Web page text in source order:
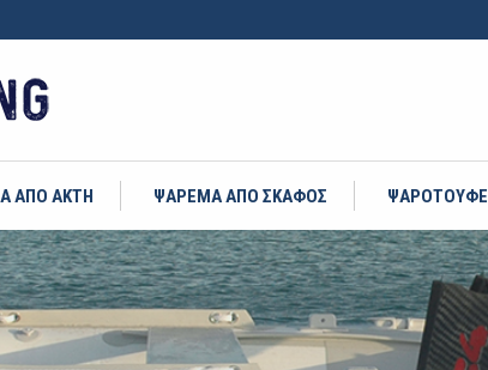
ΑΠΟ ΑΚΤΗ ΨΑΡΕΜΑ ΑΠΟ ΣΚΑΦΟΣ